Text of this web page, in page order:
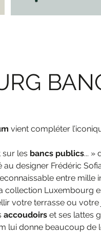
vient compléter
les bancs publics... »
au designer Frédéric
entre mille
Luxembourg
votre terrasse ou
accoudoirs et ses lattes
lui donne beaucoup